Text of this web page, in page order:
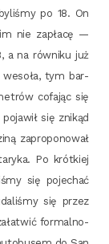
po 18. On
nie zapła­cę —
a na rów­ni­ku już
weso­ła, tym bar­
cofa­jąc się
się zni­kąd
zapro­po­no­wał
Po krót­kiej
się poje­chać
się przez
for­mal­no­